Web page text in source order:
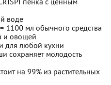
пенка с ценным
воде
1100 мл обычного средства
и овощей
для любой кухни
сохраняет молодость
на 99% из растительных